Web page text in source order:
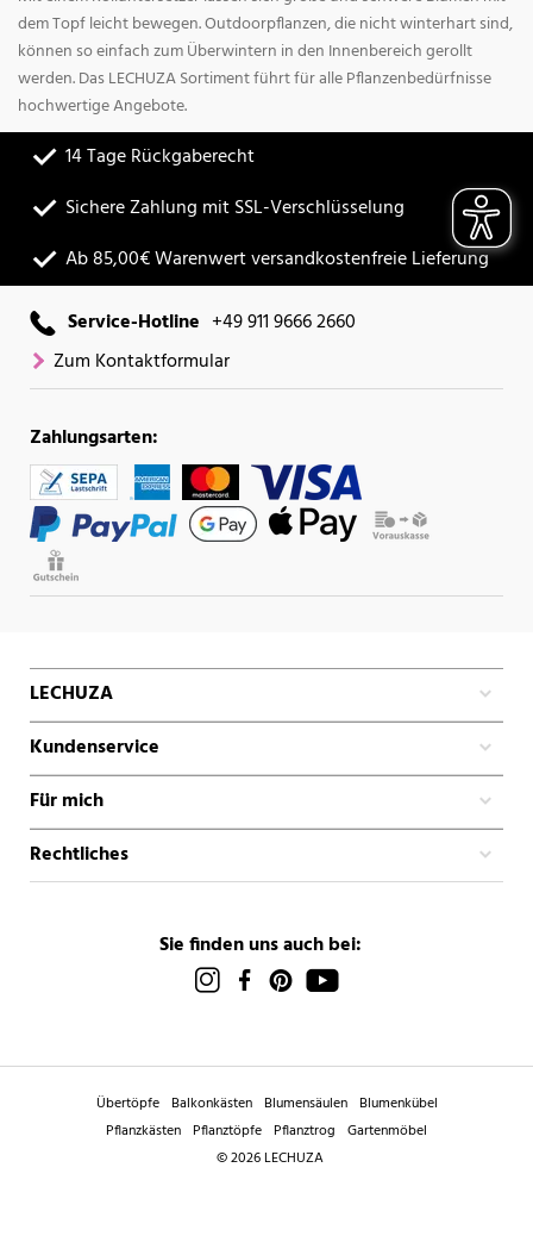
dem Topf leicht bewegen. Outdoorpflanzen, die nicht winterhart sind,
können so einfach zum Überwintern in den Innenbereich gerollt
werden. Das LECHUZA Sortiment führt für alle Pflanzenbedürfnisse
hochwertige Angebote.
14 Tage Rückgaberecht
Sichere Zahlung mit SSL-Verschlüsselung
Ab 85,00€ Warenwert versandkostenfreie Lieferung
Service-Hotline +49 911 9666 2660
Zum Kontaktformular
Zahlungsarten:
LECHUZA
Kundenservice
Für mich
Rechtliches
Sie finden uns auch bei:
Übertöpfe Balkonkästen Blumensäulen Blumenkübel
Pflanzkästen Pflanztöpfe Pflanztrog Gartenmöbel
© 2026 LECHUZA